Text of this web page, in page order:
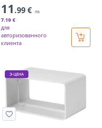
11 .99 € /tk
7.19 €
для
авторизованного
клиента
Э-ЦЕНА